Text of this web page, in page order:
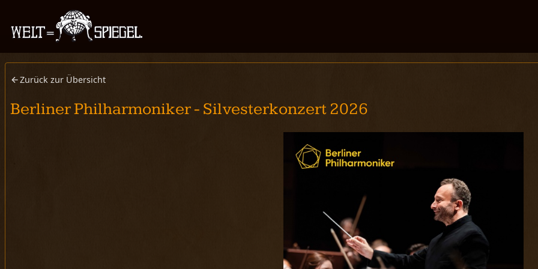
Zurück zur Übersicht
Berliner Philharmoniker - Silvesterkonzert 2026